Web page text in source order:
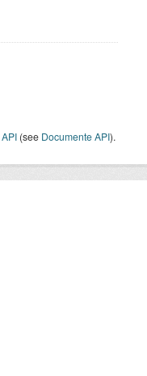
API (see Documente API).